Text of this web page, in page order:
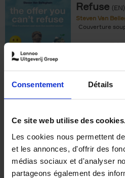
Consentement Détails
Ce site web utilise des
Les cookies nous permettent
et les annonces, d'offrir des
médias sociaux et d'analyser
partageons également des
Refuse (EN)
Steven Van
Couverture
€37,50
Building
Business
Jochen Roef
Couverture